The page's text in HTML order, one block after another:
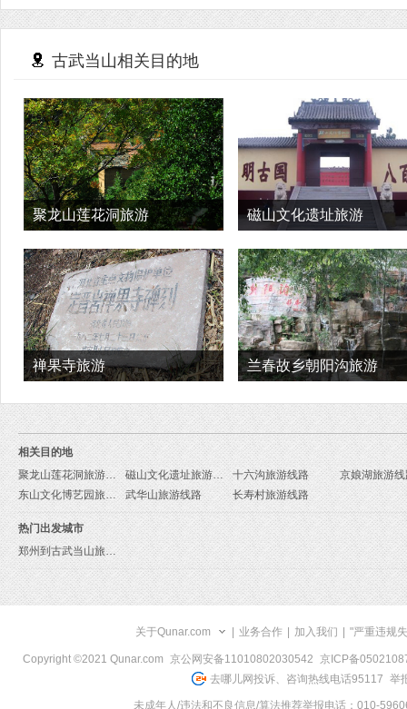
古武当山相关目的地
聚龙山莲花洞旅游 磁山文化遗址旅游
禅果寺旅游 兰春故乡朝阳沟旅游
相关目的地
聚龙山莲花洞旅游线路
磁山文化遗址旅游线路 十六沟旅游线路
京娘湖旅游
东山文化博艺园旅游线路
武华山旅游线路 长寿村旅游线路
热门出发城市
郑州到古武当山旅游报价
关于Qunar.com 业务合作 加入我们 "严重违规
Copyright ©2021 Qunar.com 京公网安备11010802030542
京ICP备
去哪儿网投诉、咨询热线电话95117 举
未成年人/违法和不良信息/算法推荐举报电话：010-